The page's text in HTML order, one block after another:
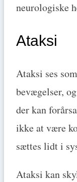
neurologiske
Ataksi
Ataksi ses
bevægelser,
der kan
ikke at være
sættes lidt i
Ataksi kan